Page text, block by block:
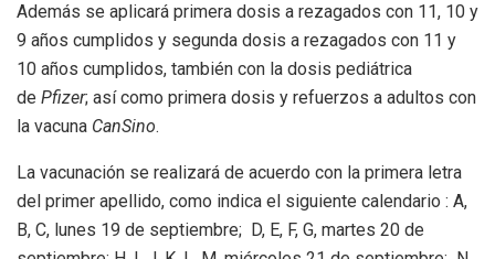
Además se aplicará primera dosis a rezagados con 11, 10 y
9 años cumplidos y segunda dosis a rezagados con 11 y
10 años cumplidos, también con la dosis pediátrica
de Pfizer; así como primera dosis y refuerzos a adultos con
la vacuna CanSino.
La vacunación se realizará de acuerdo con la primera letra
del primer apellido, como indica el siguiente calendario : A,
B, C, lunes 19 de septiembre; D, E, F, G, martes 20 de